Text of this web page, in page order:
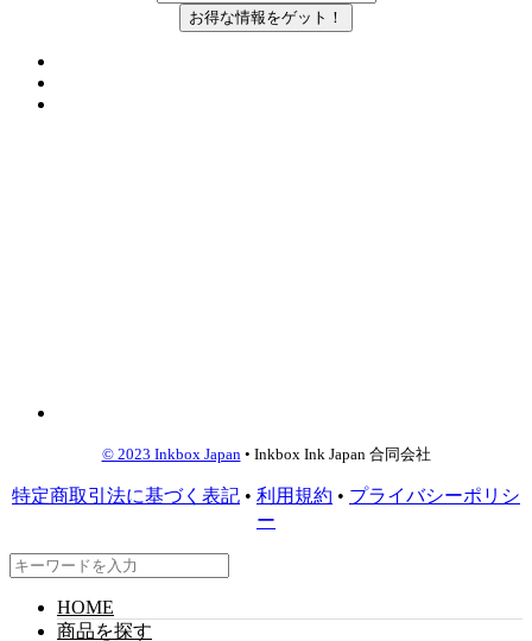
© 2023 Inkbox Japan• Inkbox Ink Japan 合同会社
特定商取引法に基づく表記 • 利用規約 • プライバシーポリシ
ー
HOME
商品を探す